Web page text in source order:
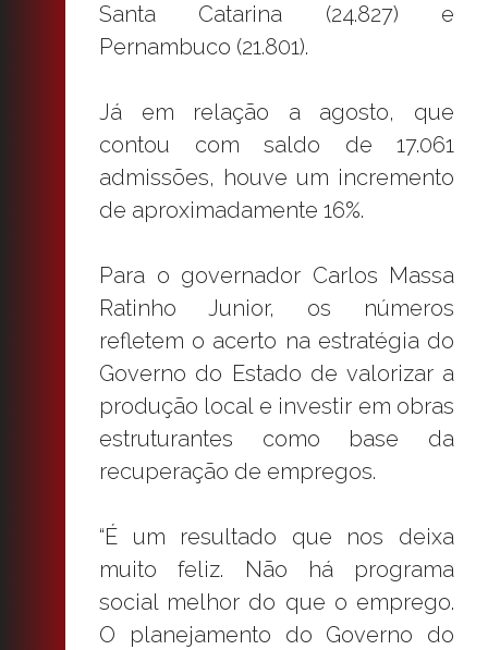
Santa Catarina (24.827) e
Pernambuco (21.801).
Já em relação a agosto, que
contou com saldo de 17.061
admissões, houve um incremento
de aproximadamente 16%.
Para o governador Carlos Massa
Ratinho Junior, os números
refletem o acerto na estratégia do
Governo do Estado de valorizar a
produção local e investir em obras
estruturantes como base da
recuperação de empregos.
“É um resultado que nos deixa
muito feliz. Não há programa
social melhor do que o emprego.
O planejamento do Governo do